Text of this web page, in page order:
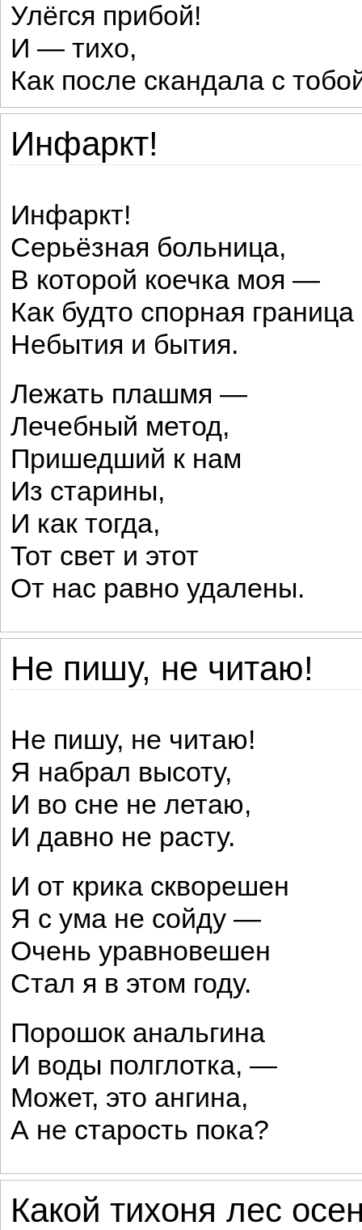
Улёгся прибой!
И — тихо,
Как после скандала с
Инфаркт!
Инфаркт!
Серьёзная больница,
В которой коечка моя —
Как будто спорная граница
Небытия и бытия.
Лежать плашмя —
Лечебный метод,
Пришедший к нам
Из старины,
И как тогда,
Тот свет и этот
От нас равно удалены.
Не пишу, не читаю!
Не пишу, не читаю!
Я набрал высоту,
И во сне не летаю,
И давно не расту.
И от крика скворешен
Я с ума не сойду —
Очень уравновешен
Стал я в этом году.
Порошок анальгина
И воды полглотка, —
Может, это ангина,
А не старость пока?
Какой тихоня лес